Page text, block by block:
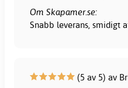
Om Skapamer.se:
Snabb leverans, smidigt
(5 av 5) av